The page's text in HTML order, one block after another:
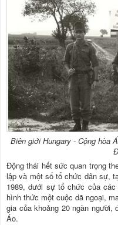
Biên giới Hungary - Cộng hòa
Động thái hết sức quan trọng
lập và một số tổ chức dân sự,
1989, dưới sự tổ chức của
hình thức một cuộc dã ngoại,
gia của khoảng 20 ngàn người,
Áo.